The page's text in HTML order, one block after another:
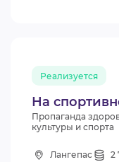
На
Реализуется
Пропаганда
культуры и спорта
Лангепас
2